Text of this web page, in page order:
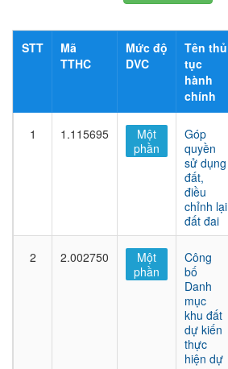
STT
Mã
TTHC
Mức độ
DVC
Tên thủ
tục
hành
chính
1 1.115695
Một
phần
Góp
quyền
sử dụng
đất,
điều
chỉnh lại
đất đai
2 2.002750
Một
phần
Công
bố
Danh
mục
khu đất
dự kiến
thực
hiện dự